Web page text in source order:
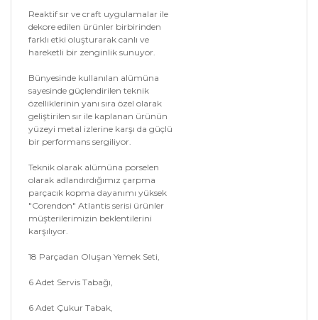
Reaktif sır ve craft uygulamalar ile
dekore edilen ürünler birbirinden
farklı etki oluşturarak canlı ve
hareketli bir zenginlik sunuyor.
Bünyesinde kullanılan alümüna
sayesinde güçlendirilen teknik
özelliklerinin yanı sıra özel olarak
geliştirilen sır ile kaplanan ürünün
yüzeyi metal izlerine karşı da güçlü
bir performans sergiliyor.
Teknik olarak alümüna porselen
olarak adlandırdığımız çarpma
parçacık kopma dayanımı yüksek
"Corendon" Atlantis serisi ürünler
müşterilerimizin beklentilerini
karşılıyor.
18 Parçadan Oluşan Yemek Seti,
6 Adet Servis Tabağı,
6 Adet Çukur Tabak,